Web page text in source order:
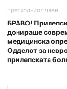
претходниот член,
БРАВО!
донираше
медицинска
Одделот за
прилепската